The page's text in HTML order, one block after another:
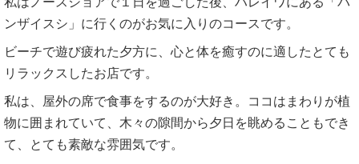
ンザイスシ」に行くのがお気に入りのコースです。
ビーチで遊び疲れた夕方に、心と体を癒すのに適したとても
リラックスしたお店です。
私は、屋外の席で食事をするのが大好き。ココはまわりが植
物に囲まれていて、木々の隙間から夕日を眺めることもでき
て、とても素敵な雰囲気です。